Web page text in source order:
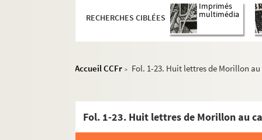
RECHERCHES CIBLÉES
Imprimés
multimédia
Accueil CCFr > Fol. 1-23. Huit lettres de Morillon